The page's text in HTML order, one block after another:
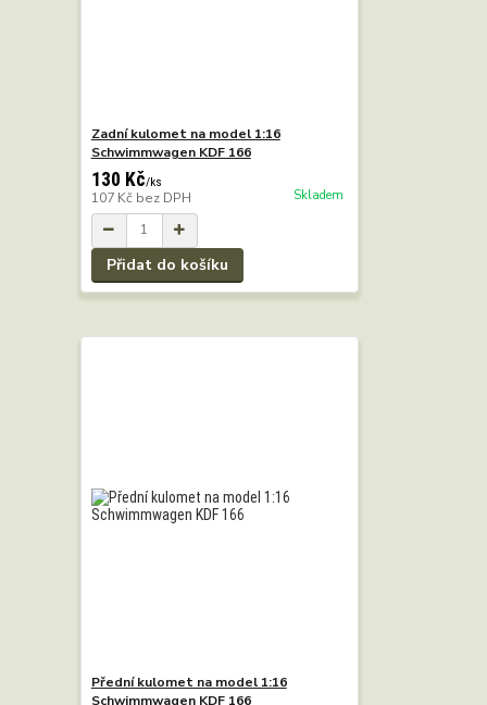
Zadní kulomet na model 1:16
Schwimmwagen KDF 166
130 Kč/ks
107 Kč bez DPH Skladem
Přidat do košíku
Přední kulomet na model 1:16
Schwimmwagen KDF 166